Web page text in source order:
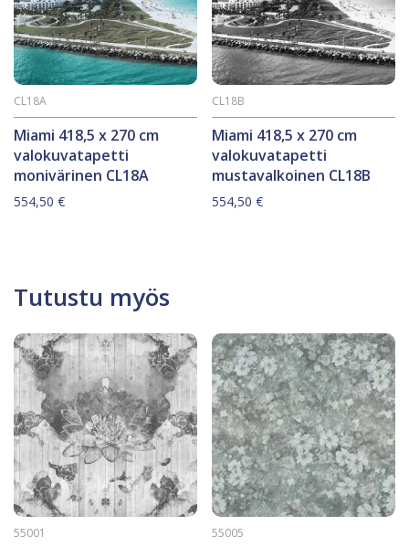
Miami 418,5 x 270 cm
valokuvatapetti
monivärinen CL18A
CL18A
554,50 €
Miami 418,5 x 270 cm
valokuvatapetti
mustavalkoinen CL18B
CL18B
554,50€
Tutustu myös
55001 55005